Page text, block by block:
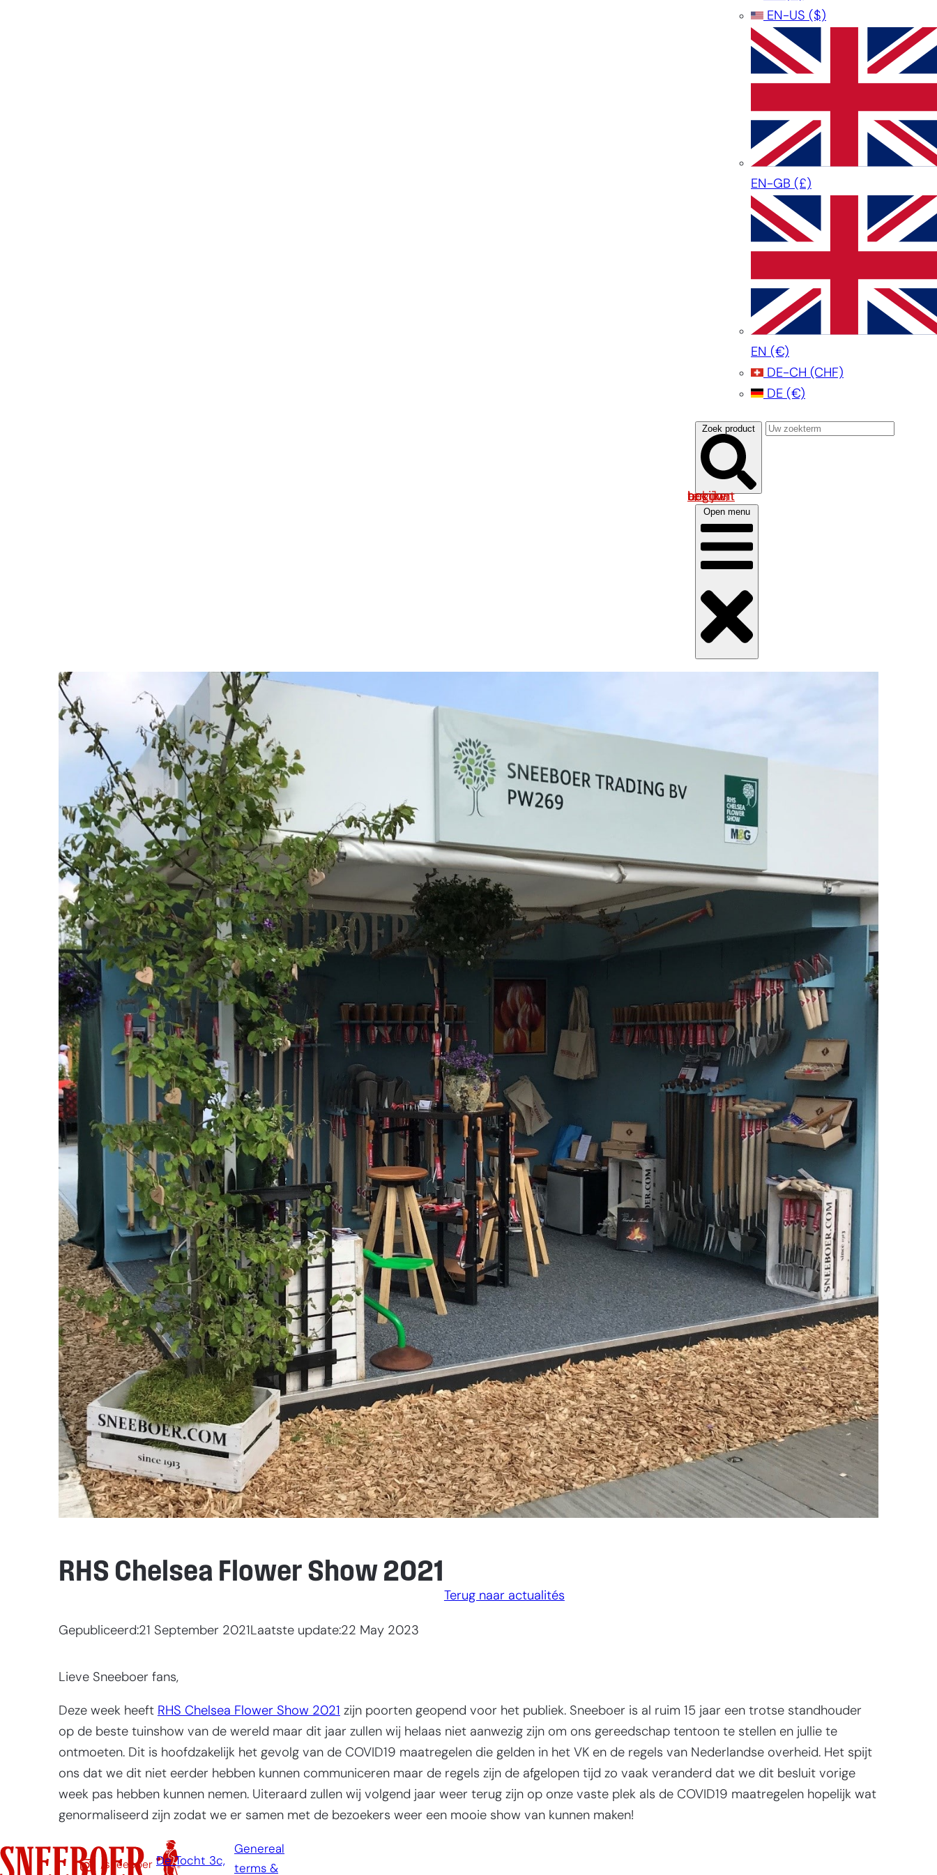
EN-US ($)
EN-GB (£)
EN (€)
DE-CH (CHF)
DE (€)
Zoek product
Log in om uw account te bekijken
Open menu
RHS Chelsea Flower Show 2021
Gepubliceerd:21 September 2021Laatste update:22 May 2023
Terug naar actualités
Lieve Sneeboer fans,
Deze week heeft RHS Chelsea Flower Show 2021 zijn poorten geopend voor het publiek. Sneeboer is al ruim 15 jaar een trotse standhouder
op de beste tuinshow van de wereld maar dit jaar zullen wij helaas niet aanwezig zijn om ons gereedschap tentoon te stellen en jullie te
ontmoeten. Dit is hoofdzakelijk het gevolg van de COVID19 maatregelen die gelden in het VK en de regels van Nederlandse overheid. Het spijt
ons dat we dit niet eerder hebben kunnen communiceren maar de regels zijn de afgelopen tijd zo vaak veranderd dat we dit besluit vorige
week pas hebben kunnen nemen. Uiteraard zullen wij volgend jaar weer terug zijn op onze vaste plek als de COVID19 maatregelen hopelijk wat
genormaliseerd zijn zodat we er samen met de bezoekers weer een mooie show van kunnen maken!
/sneeboer De Tocht 3c,
Genereal
terms &